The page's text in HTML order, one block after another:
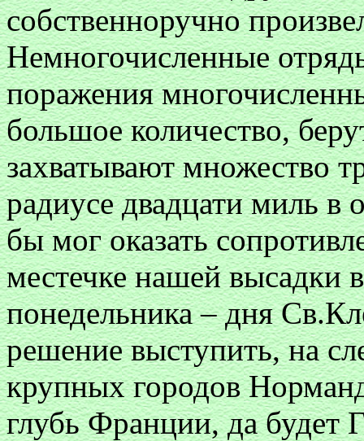
собственноручно
Немногочисленные
поражения
большое количество,
захватывают множество
радиусе двадцати миль в
бы мог оказать
местечке нашей высадки
понедельника – дня
решение выступить, на
крупных городов
глубь Франции, да будет